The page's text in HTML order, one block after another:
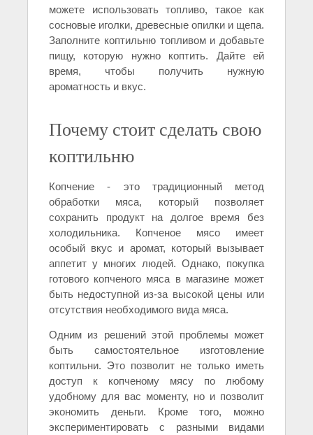
можете использовать топливо, такое как
сосновые иголки, древесные опилки и щепа.
Заполните коптильню топливом и добавьте
пищу, которую нужно коптить. Дайте ей
время, чтобы получить нужную
ароматность и вкус.
Почему стоит сделать свою
коптильню
Копчение - это традиционный метод
обработки мяса, который позволяет
сохранить продукт на долгое время без
холодильника. Копченое мясо имеет
особый вкус и аромат, который вызывает
аппетит у многих людей. Однако, покупка
готового копченого мяса в магазине может
быть недоступной из-за высокой цены или
отсутствия необходимого вида мяса.
Одним из решений этой проблемы может
быть самостоятельное изготовление
коптильни. Это позволит не только иметь
доступ к копченому мясу по любому
удобному для вас моменту, но и позволит
экономить деньги. Кроме того, можно
экспериментировать с разными видами